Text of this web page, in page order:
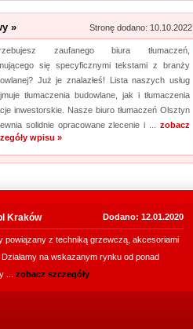
» Stronę dodano: 10.10.2022
zaufanego biura tłumaczeń,
się specyficznymi tekstami z branży
Już je znalazłeś! Lista naszych usług
tłumaczenia budowlane, jak i tłumaczenia
inwestorskie. Nasze biuro tłumaczeń Olsztyn
solidnie opracowane zlecenie i ... zobacz
wpisu »
Kraków Dodano: 12.01.2020
powiązany z techniką grzewczą, akcesoriami
na wskazanym rynku od ponad
... zobacz szczegóły